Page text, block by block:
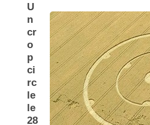
U
n
cr
o
p
ci
rc
le
le
28